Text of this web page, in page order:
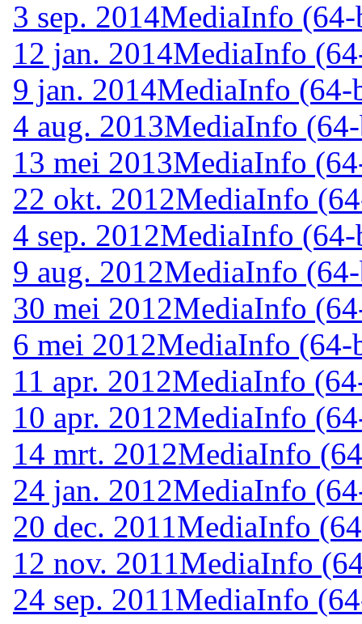
3 sep. 2014MediaInfo
12 jan. 2014MediaInfo
9 jan. 2014MediaInfo
4 aug. 2013MediaInfo
13 mei 2013MediaInfo
22 okt. 2012MediaInfo
4 sep. 2012MediaInfo
9 aug. 2012MediaInfo
30 mei 2012MediaInfo
6 mei 2012MediaInfo
11 apr. 2012MediaInfo
10 apr. 2012MediaInfo
14 mrt. 2012MediaInfo
24 jan. 2012MediaInfo
20 dec. 2011 MediaInfo
12 nov. 2011 MediaInfo
24 sep. 2011 MediaInfo